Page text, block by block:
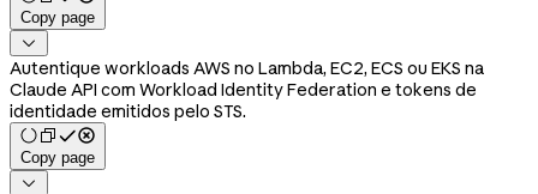
Copy page

Autentique workloads AWS no Lambda, EC2, ECS ou EKS na
Claude API com Workload Identity Federation e tokens de
identidade emitidos pelo STS.
Copy page
